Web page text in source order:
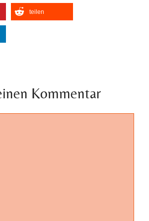
teilen
Kommentar